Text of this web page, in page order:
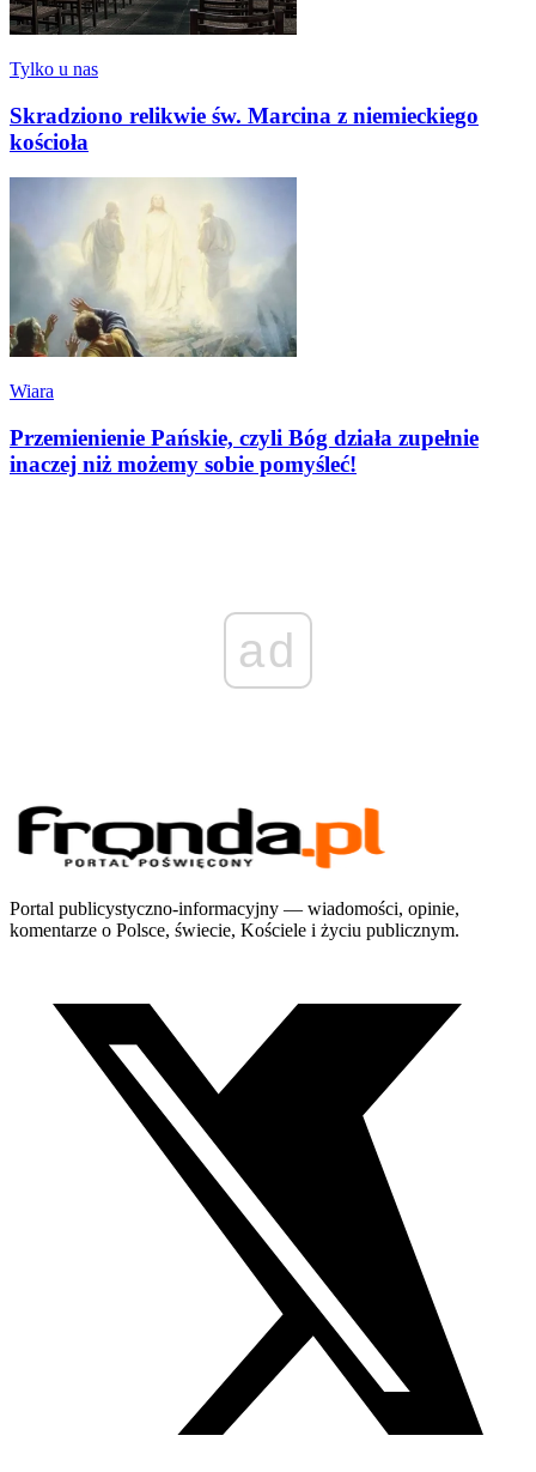
Tylko u nas
Skradziono relikwie św. Marcina z niemieckiego
kościoła
Wiara
Przemienienie Pańskie, czyli Bóg działa zupełnie
inaczej niż możemy sobie pomyśleć!
ad
Portal publicystyczno-informacyjny — wiadomości, opinie,
komentarze o Polsce, świecie, Kościele i życiu publicznym.